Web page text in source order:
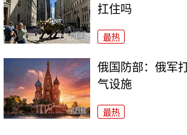
扛住吗
最热
俄国防部：俄军
气设施
最热